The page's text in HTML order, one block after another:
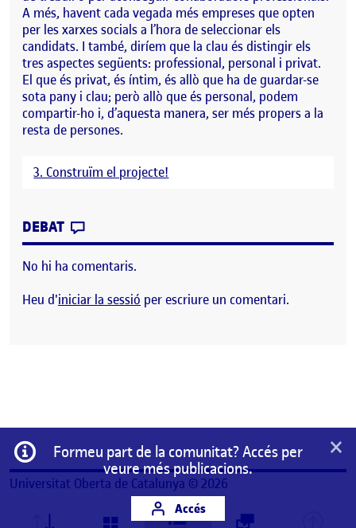
A més, havent cada vegada més empreses que opten
per les xarxes socials a l’hora de seleccionar els
candidats. I també, diríem que la clau és distingir els
tres aspectes següents: professional, personal i privat.
El que és privat, és íntim, és allò que ha de guardar-se
sota pany i clau; però allò que és personal, podem
compartir-ho i, d’aquesta manera, ser més propers a la
resta de persones.
3. Construïm el projecte!
DEBAT
No hi ha comentaris.
Heu d'iniciar la sessió per escriure un comentari.
Informació
Formeu part de la comunitat? Accés per
veure més publicacions.
Accés
×
Universitat Oberta de Catalunya © 2026